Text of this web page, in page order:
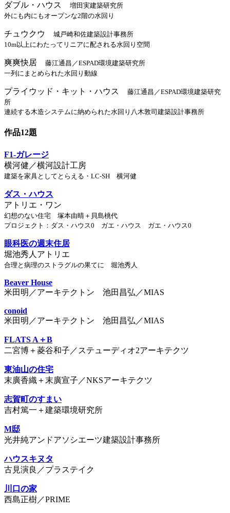
ダブル・ハウス 増田実建築研究所
外にも内にもオープンな2階の水回り
チュウクウ 城戸崎和佐建築設計事務所
10m以上にわたってリニアに配される水回り空間
爽爽快居 藤江通昌／ESPAD環境建築研究所
一列にまとめられた水回り動線
プライウッド・キット・ハウス 藤江通昌／ESPAD環境建築研究
所
連続する木造システムに納められた水回り八木敦司建築設計事務所
作品12題
F1-ガレージ
横河健／横河設計工房
建築を家具としてとらえる・LC-SH 横河健
ダス・ハウス
アトリエ・ワン
幻想のない住宅 塚本由晴＋貝島桃代
プロジェクト：ダス・ハウス0 ガエ・ハウス ガエ・ハウス0
眼科医の週末住居
堀池秀人アトリエ
合理と病理のストラグルの果てに 堀池秀人
Beaver House
米田明／アーキテクトン 池田昌弘／MIAS
conoid
米田明／アーキテクトン 池田昌弘／MIAS
FLATS A＋B
二宮博＋菱谷和子／ステューディオ2アーキテクツ
東油山の住宅
末廣香織＋末廣宣子／NKSアーキテクツ
志賀町のすまい
吉村篤一＋建築環境研究所
M邸
光井純アンドアソシエーツ建築設計事務所
ハウスキヌタ
古見演良／プラステイク
川口の家
西島正樹／PRIME